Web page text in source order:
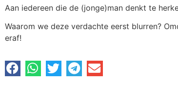
Aan iedereen die de (jonge)man denkt te
Waarom we deze verdachte eerst blurren?
eraf!